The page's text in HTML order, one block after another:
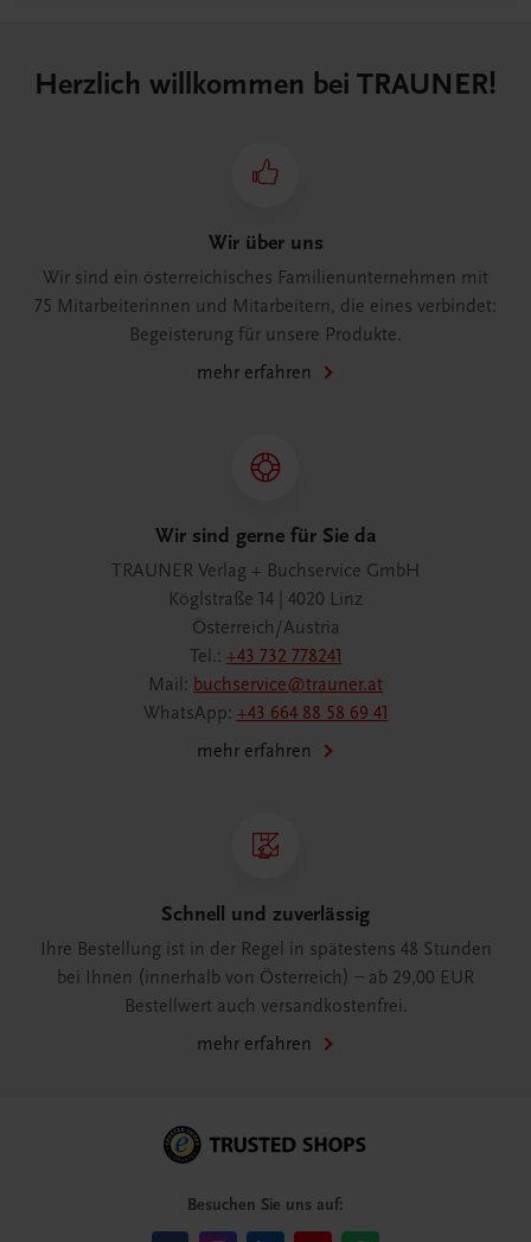
Herzlich willkommen bei TRAUNER!
Wir über uns
Wir sind ein österreichisches Familienunternehmen mit
75 Mitarbeiterinnen und Mitarbeitern, die eines verbindet:
Begeisterung für unsere Produkte.
mehr erfahren
Wir sind gerne für Sie da
TRAUNER Verlag + Buchservice GmbH
Köglstraße 14 | 4020 Linz
Österreich/Austria
Tel.: +43 732 778241
Mail: buchservice@trauner.at
WhatsApp: +43 664 88 58 69 41
mehr erfahren
Schnell und zuverlässig
Ihre Bestellung ist in der Regel in spätestens 48 Stunden
bei Ihnen (innerhalb von Österreich) – ab 29,00 EUR
Bestellwert auch versandkostenfrei.
mehr erfahren
Besuchen Sie uns auf: